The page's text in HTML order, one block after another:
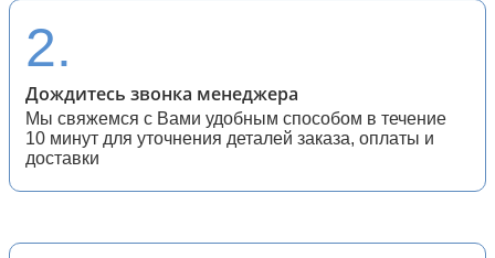
2.
Дождитесь звонка менеджера
Мы свяжемся с Вами удобным способом в течение
10 минут для уточнения деталей заказа, оплаты и
доставки